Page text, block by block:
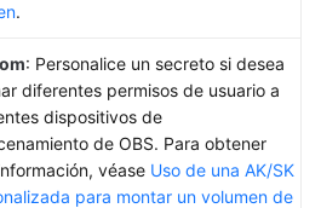
.
: Personalice un secreto si desea
diferentes permisos de usuario a
dispositivos de
de OBS. Para obtener
véase Uso de una AK/SK
para montar un volumen de